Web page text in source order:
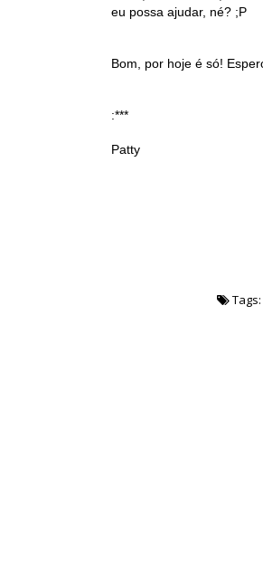
eu possa ajudar, né? ;P
Bom, por hoje é só!
:***
Patty
Tags: